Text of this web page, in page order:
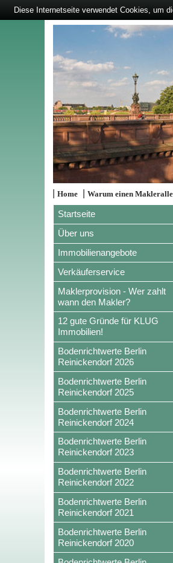
|Home |Warum einen
Startseite
Über uns
Immobilienangebote
Verkäuferservice
Maklerprovision - Wer zahlt
wann den Makler?
12 gute Gründe für KLUG
Immobilien!
Bodenrichtwerte Berlin
Reinickendorf 2026
Bodenrichtwerte Berlin
Reinickendorf 2025
Bodenrichtwerte Berlin
Reinickendorf 2024
Bodenrichtwerte Berlin
Reinickendorf 2023
Bodenrichtwerte Berlin
Reinickendorf 2022
Bodenrichtwerte Berlin
Reinickendorf 2021
Bodenrichtwerte Berlin
Reinickendorf 2020
Diese Internetseite verwendet Cookies, um